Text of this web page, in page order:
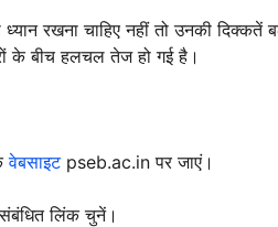
रखना चाहिए नहीं तो उनकी
के बीच हलचल तेज हो गई है।
वेबसाइटpseb.ac.in पर जाएं।
लिंक चुनें।